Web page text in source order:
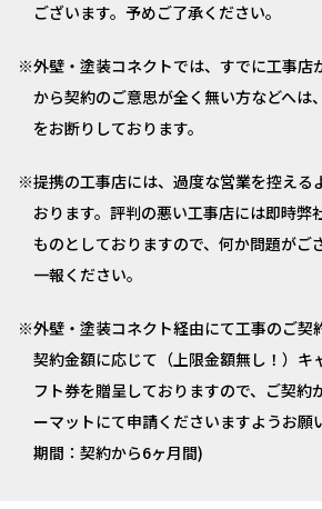
ございます。予めご了承ください。
外壁・塗装コネクトでは、すでに工事店
から契約のご意思が全く無い方などへは
をお断りしております。
提携の工事店には、過度な営業を控える
おります。評判の悪い工事店には即時弊
ものとしておりますので、何か問題がご
一報ください。
外壁・塗装コネクト経由にて工事のご契
契約金額に応じて（上限金額無し！）キ
フト券を贈呈しておりますので、ご契約
ーマットにて申請くださいますようお願
期間：契約から6ヶ月間)